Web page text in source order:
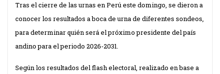
Tras el cierre de las urnas en Perú este domingo, se dieron a
conocerlos resultados a boca de urna de diferentes sondeos,
para determinar quién será el próximo presidente del país
andino para el periodo 2026-2031.
Según los resultados del flash electoral, realizado en base a